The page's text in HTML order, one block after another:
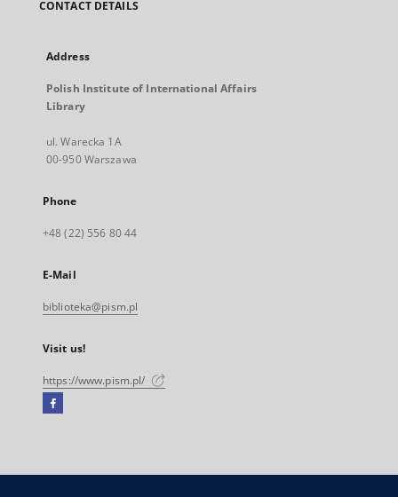
CONTACT DETAILS
Address
Polish Institute of International Affairs
Library
ul. Warecka 1A
00-950 Warszawa
Phone
+48 (22) 556 80 44
E-Mail
biblioteka@pism.pl
Visit us!
https://www.pism.pl/
Facebook
open